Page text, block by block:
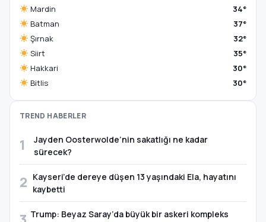
Mardin
34°
Batman
37°
Şırnak
32°
Siirt
35°
Hakkari
30°
Bitlis
30°
TREND HABERLER
1
Jayden Oosterwolde’nin sakatlığı ne kadar
sürecek?
2 Kayseri’de dereye düşen 13 yaşındaki Ela, hayatını
kaybetti
Trump: Beyaz Saray’da büyük bir askeri kompleks